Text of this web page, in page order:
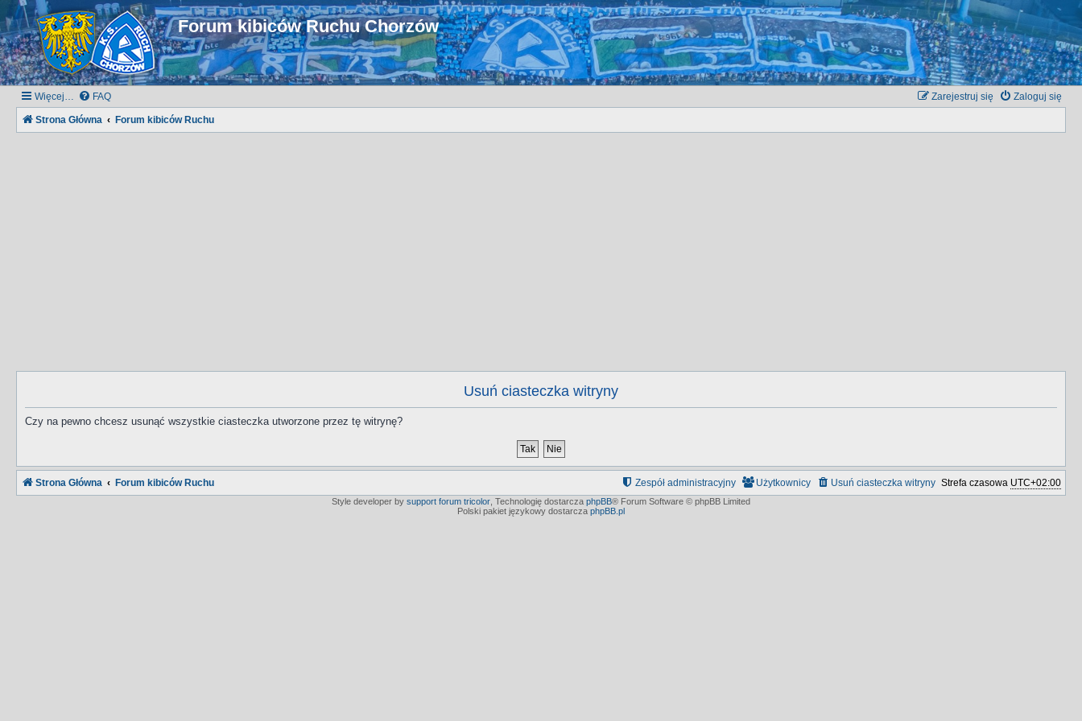
Forum kibiców Ruchu Chorzów
Więcej… FAQ Zaloguj się
Zarejestruj się
Strona Główna Forum kibiców Ruchu
Usuń ciasteczka witryny
Czy na pewno chcesz usunąć wszystkie ciasteczka utworzone przez tę witrynę?
Strona Główna Forum kibiców Ruchu Strefa czasowa UTC+02:00
Usuń ciasteczka witryny
Użytkownicy
Zespół administracyjny
Style developer by support forum tricolor Technologię dostarcza phpBB® Forum Software © phpBB Limited
Polski pakiet językowy dostarcza phpBB.pl